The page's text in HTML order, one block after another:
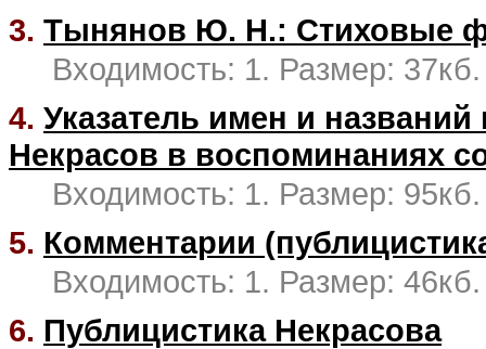
3. Тынянов Ю. Н.: Стиховые
Входимость: 1. Размер: 37кб.
4. Указатель имен и
Некрасов в воспоминаниях
Входимость: 1. Размер: 95кб.
5. Комментарии
Входимость: 1. Размер: 46кб.
6. Публицистика Некрасова